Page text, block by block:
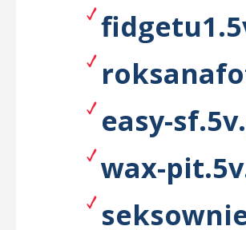
easy-
wax-